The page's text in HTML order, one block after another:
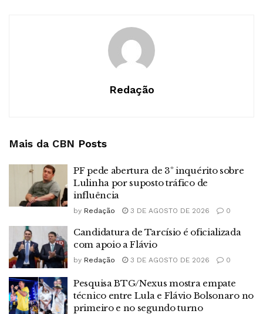
Redação
Mais da CBN Posts
PF pede abertura de 3º inquérito sobre
Lulinha por suposto tráfico de
influência
by Redação 3 DE AGOSTO DE 2026 0
Candidatura de Tarcísio é oficializada
com apoio a Flávio
by Redação 3 DE AGOSTO DE 2026 0
Pesquisa BTG/Nexus mostra empate
técnico entre Lula e Flávio Bolsonaro no
primeiro e no segundo turno